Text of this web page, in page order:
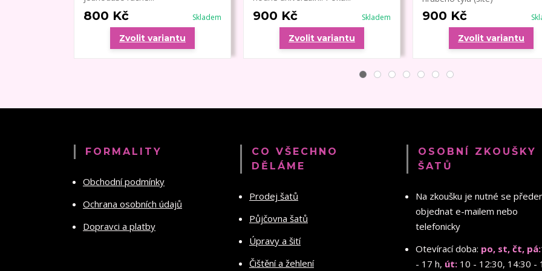
800 Kč Skladem
Zvolit variantu
900 Kč Skladem
Zvolit variantu
900 Kč
Zvolit variantu
FORMALITY
Obchodní podmínky
Ochrana osobních údajů
Dopravci a platby
CO VŠECHNO
DĚLÁME
Prodej šatů
Půjčovna šatů
Úpravy a šití
Čištění a žehlení
OSOBNÍ ZKOUŠKY
ŠATŮ
Na zkoušku je nutné se
objednat e-mailem nebo
telefonicky
Otevírací doba: po, st, čt, pá:
- 17 h, út: 10 - 12:30, 14:30 -